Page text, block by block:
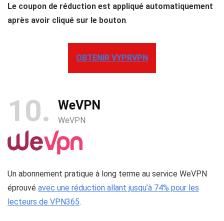
Le coupon de réduction est appliqué automatiquement
après avoir cliqué sur le bouton.
OBTENIR VYPRVPN
10 WeVPN
WeVPN
Un abonnement pratique à long terme au service WeVPN
éprouvé avec une réduction allant jusqu’à 74% pour les
lecteurs de VPN365.